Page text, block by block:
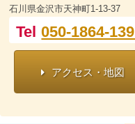
石川県金沢市天神町1-13-37
Tel050-1864-
アクセス・地図